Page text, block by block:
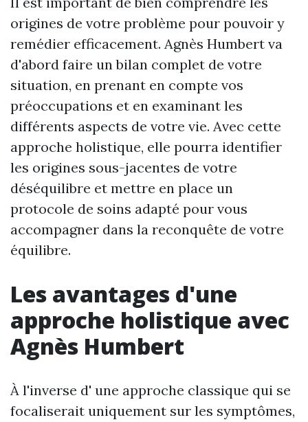
origines de votre problème pour pouvoir y
remédier efficacement. Agnès Humbert va
d'abord faire un bilan complet de votre
situation, en prenant en compte vos
préoccupations et en examinant les
différents aspects de votre vie. Avec cette
approche holistique, elle pourra identifier
les origines sous-jacentes de votre
déséquilibre et mettre en place un
protocole de soins adapté pour vous
accompagner dans la reconquête de votre
équilibre.
Les avantages d'une
approche holistique avec
Agnès Humbert
À l'inverse d' une approche classique qui se
focaliserait uniquement sur les symptômes,